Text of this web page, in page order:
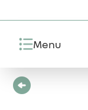
Menu